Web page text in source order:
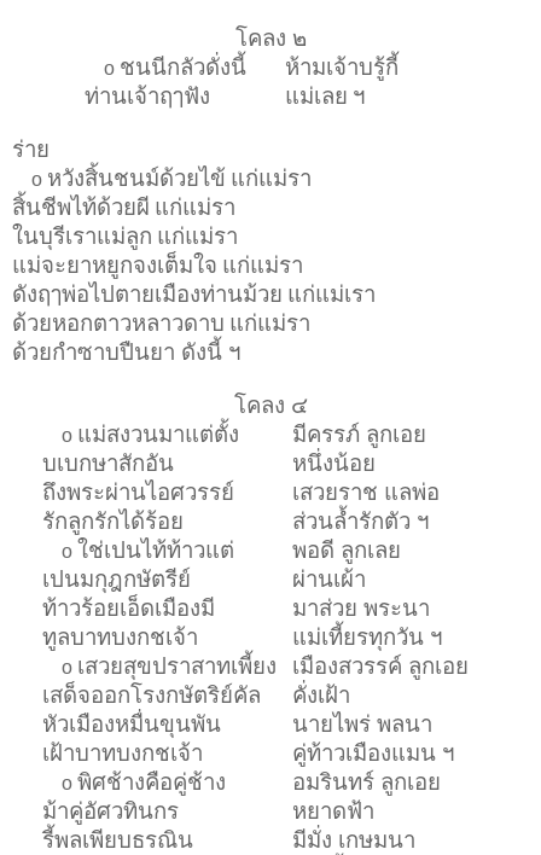
โคลง ๒
o ชนนีกลัวดั่งนี้
ห้ามเจ้าบรู้กี้
ท่านเจ้าฤๅฟัง
แม่เลย ฯ
ร่าย
o หวังสิ้นชนม์ด้วยไข้ แก่แม่รา
สิ้นชีพไท้ด้วยผี แก่แม่รา
ในบุรีเราแม่ลูก แก่แม่รา
แม่จะยาหยูกจงเต็มใจ แก่แม่รา
ดังฤๅพ่อไปตายเมืองท่านม้วย แก่แม่เรา
ด้วยหอกตาวหลาวดาบ แก่แม่รา
ด้วยกำซาบปืนยา ดังนี้ ฯ
โคลง ๔
o แม่สงวนมาแต่ตั้ง
มีครรภ์ ลูกเอย
บเบกษาสักอัน
หนึ่งน้อย
ถึงพระผ่านไอศวรรย์
เสวยราช แลพ่อ
รักลูกรักได้ร้อย
ส่วนล้ำรักตัว ฯ
o ใช่เปนไท้ท้าวแต่
พอดี ลูกเลย
เปนมกุฎกษัตรีย์
ผ่านเผ้า
ท้าวร้อยเอ็ดเมืองมี
มาส่วย พระนา
ทูลบาทบงกชเจ้า
แม่เที้ยรทุกวัน ฯ
o เสวยสุขปราสาทเพี้ยง เมืองสวรรค์ ลูกเอย
เสด็จออกโรงกษัตริย์คัล
คั่งเฝ้า
หัวเมืองหมื่นขุนพัน
นายไพร่ พลนา
เฝ้าบาทบงกชเจ้า
คู่ท้าวเมืองแมน ฯ
o พิศช้างคือคู่ช้าง
อมรินทร์ ลูกเอย
ม้าคู่อัศวทินกร
หยาดฟ้า
รี้พลเพียบธรณิน
มีมั่ง เกษมนา